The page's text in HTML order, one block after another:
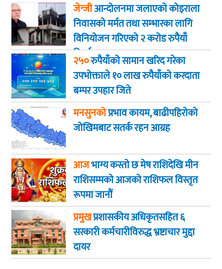
जेन्जीआन्दोलनमा जलाएकाे कोइराला
निवासको मर्मत तथा सम्भारका लागि
विनियोजन गरिएको २ करोड रुपैयाँ
फिर्ता
२५०रुपैयाँको सामान खरिद गरेका
उपभोक्ताले १० लाख रुपैयाँको करदाता
बम्पर उपहार जिते
मनसुनकोप्रभाव कायम, बाढीपहिरोको
जोखिमबाट सतर्क रहन आग्रह
आजभाग्य कस्ताे छ मेष राशिदेखि मीन
राशिसम्मको आजको राशिफल विस्तृत
रूपमा जानौं
प्रमुखप्रशासकीय अधिकृतसहित ६
सरकारी कर्मचारीविरुद्ध भ्रष्टाचार मुद्दा
दायर